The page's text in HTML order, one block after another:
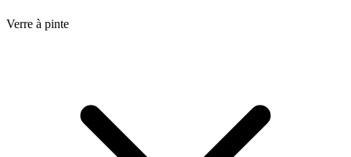
Verre à pinte